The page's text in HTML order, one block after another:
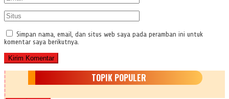
Simpan nama, email, dan situs web saya pada peramban ini untuk
komentar saya berikutnya.
TOPIK POPULER